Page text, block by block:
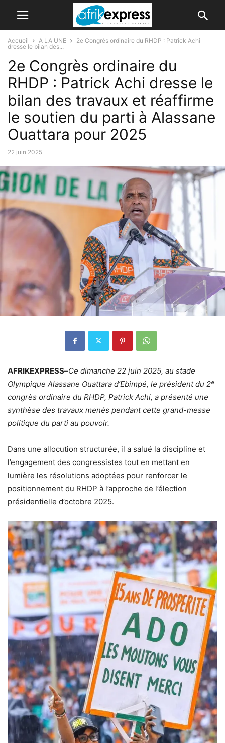
Accueil A LA UNE
2e Congrès ordinaire du RHDP : Patrick Achi
dresse le bilan des...
2e Congrès ordinaire du
RHDP : Patrick Achi dresse le
bilan des travaux et réaffirme
le soutien du parti à Alassane
Ouattara pour 2025
22 juin 2025
AFRIKEXPRESS–Ce dimanche 22 juin 2025, au stade
Olympique Alassane Ouattara d’Ebimpé, le président du 2ᵉ
congrès ordinaire du RHDP, Patrick Achi, a présenté une
synthèse des travaux menés pendant cette grand-messe
politique du parti au pouvoir.
Dans une allocution structurée, il a salué la discipline et
l’engagement des congressistes tout en mettant en
lumière les résolutions adoptées pour renforcer le
positionnement du RHDP à l’approche de l’élection
présidentielle d’octobre 2025.